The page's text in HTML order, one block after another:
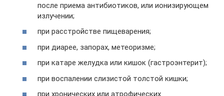
после приема антибиотиков, или ионизирующем
излучении;
при расстройстве пищеварения;
при диарее, запорах, метеоризме;
при катаре желудка или кишок (гастроэнтерит);
при воспалении слизистой толстой кишки;
при хронических или атрофических